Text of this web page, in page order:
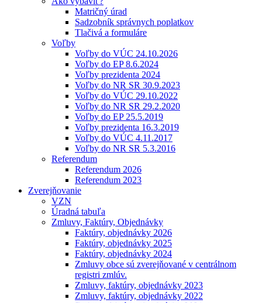
Matričný úrad
Sadzobník správnych poplatkov
Tlačivá a formuláre
Voľby
Voľby do VÚC 24.10.2026
Voľby do EP 8.6.2024
Voľby prezidenta 2024
Voľby do NR SR 30.9.2023
Voľby do VÚC 29.10.2022
Voľby do NR SR 29.2.2020
Voľby do EP 25.5.2019
Voľby prezidenta 16.3.2019
Voľby do VÚC 4.11.2017
Voľby do NR SR 5.3.2016
Referendum
Referendum 2026
Referendum 2023
Zverejňovanie
VZN
Úradná tabuľa
Zmluvy, Faktúry, Objednávky
Faktúry, objednávky 2026
Faktúry, objednávky 2025
Faktúry, objednávky 2024
Zmluvy obce sú zverejňované v centrálnom
registri zmlúv.
Zmluvy, faktúry, objednávky 2023
Zmluvy, faktúry, objednávky 2022